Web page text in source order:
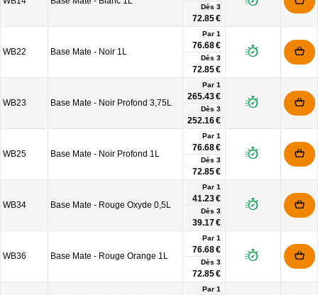
Dès 3
72.85 €
WB22 Base Mate - Noir 1L
Par 1
76.68 €
Dès 3
72.85 €
WB23 Base Mate - Noir Profond 3,75L
Par 1
265.43 €
Dès 3
252.16 €
WB25 Base Mate - Noir Profond 1L
Par 1
76.68 €
Dès 3
72.85 €
WB34 Base Mate - Rouge Oxyde 0,5L
Par 1
41.23 €
Dès 3
39.17 €
WB36 Base Mate - Rouge Orange 1L
Par 1
76.68 €
Dès 3
72.85 €
Par 1